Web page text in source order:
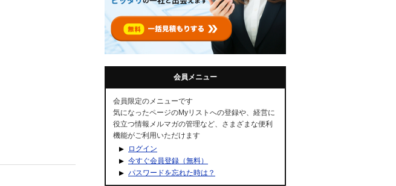
会員メニュー
会員限定のメニューです
気になったページのMyリストへの登録や、経営に
役立つ情報メルマガの管理など、さまざまな便利
機能がご利用いただけます
ログイン
今すぐ会員登録（無料）
パスワードを忘れた時は？